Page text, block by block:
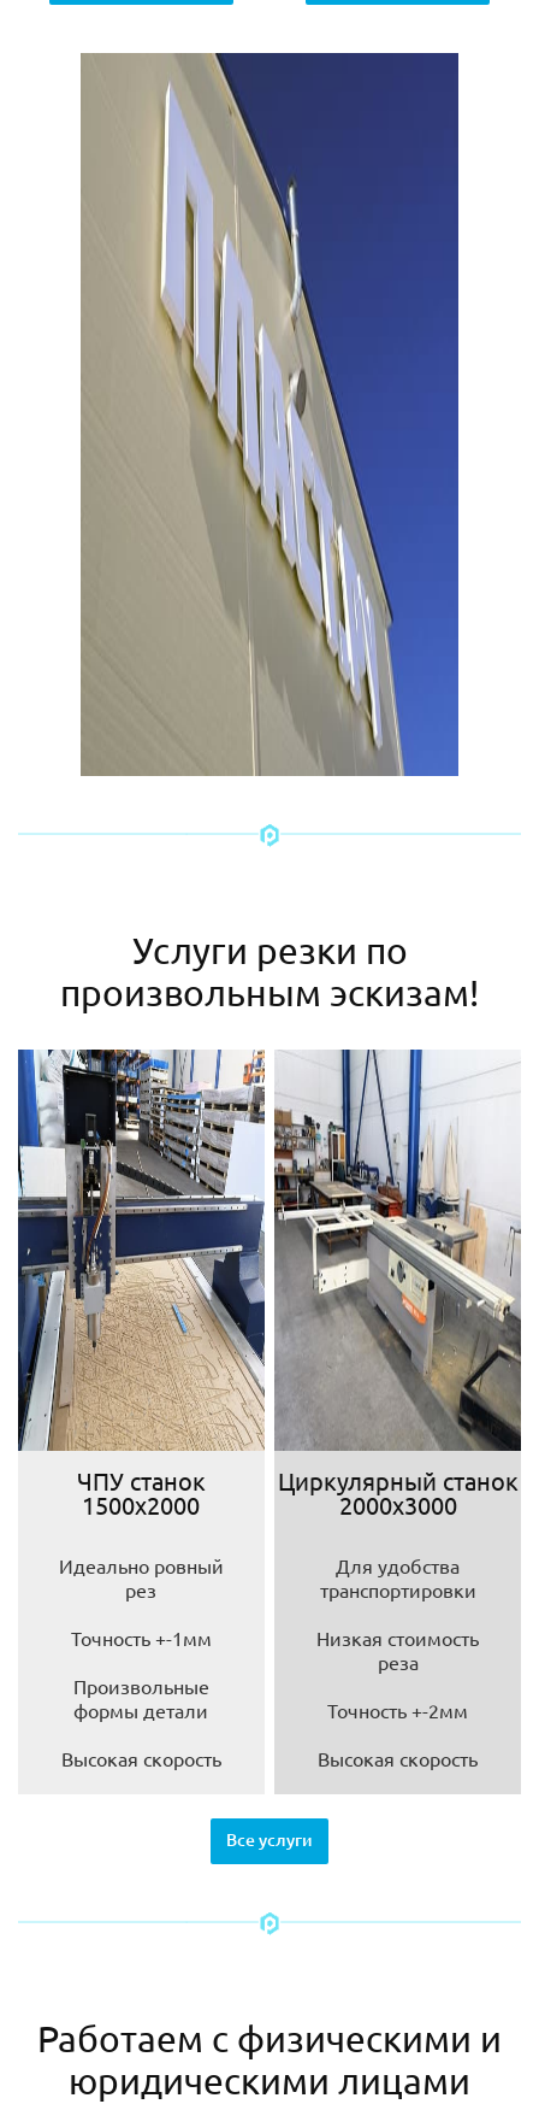
Услуги резки по
произвольным эскизам!
ЧПУ станок
1500х2000
Идеально ровный
рез
Точность +-1мм
Произвольные
формы детали
Высокая скорость
Циркулярный станок
2000х3000
Для удобства
транспортировки
Низкая стоимость
реза
Точность +-2мм
Высокая скорость
Все услуги
Работаем с физическими и
юридическими лицами